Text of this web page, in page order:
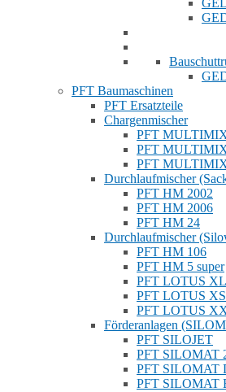
PFT Baumaschinen
PFT Ersatzteile
Chargenmischer
PFT
PFT
PFT
Durchlaufmischer
PFT HM 2002
PFT HM 2006
PFT HM 24
Durchlaufmischer
PFT HM 106
PFT HM 5 super
PFT LOTUS XL
PFT LOTUS XS
PFT LOTUS
Förderanlagen
PFT SILOJET
PFT SILOMAT
PFT SILOMAT
PFT SILOMAT